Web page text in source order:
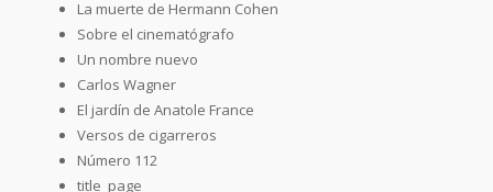
La muerte de Hermann Cohen
Sobre el cinematógrafo
Un nombre nuevo
Carlos Wagner
El jardín de Anatole France
Versos de cigarreros
Número 112
title_page